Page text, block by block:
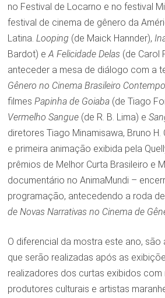
no Festival de Locarno e no festival
festival de cinema de gênero da
Latina. Looping (de Maick Hannder),
Bardot) e A Felicidade Delas (de Carol
anteceder a mesa de diálogo com a
Gênero no Cinema Brasileiro
filmes Papinha de Goiaba(de Tiago
Vermelho Sangue(de R. B. Lima) e
diretores Tiago Minamisawa, Bruno H.
e primeira animação exibida pela
prêmios de Melhor Curta Brasileiro e
documentário no AnimaMundi –
programação, antecedendo a roda
de Novas Narrativas no Cinema de
O diferencial da mostra este ano,
que serão realizadas após as
realizadores dos curtas exibidos com
produtores culturais e artistas